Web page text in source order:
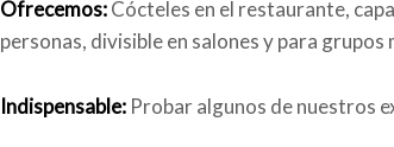
Ofrecemos:Cócteles en el restaurante,
personas, divisible en salones y para grupos
Indispensable: Probar algunos de nuestros